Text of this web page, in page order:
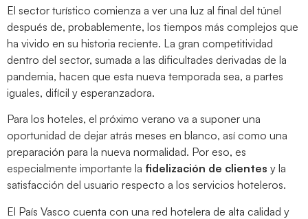
El sector turístico comienza a ver una luz al final del túnel
después de, probablemente, los tiempos más complejos que
ha vivido en su historia reciente. La gran competitividad
dentro del sector, sumada a las dificultades derivadas de la
pandemia, hacen que esta nueva temporada sea, a partes
iguales, difícil y esperanzadora.
Para los hoteles, el próximo verano va a suponer una
oportunidad de dejar atrás meses en blanco, así como una
preparación para la nueva normalidad. Por eso, es
especialmente importante la fidelización de clientes y la
satisfacción del usuario respecto a los servicios hoteleros.
El País Vasco cuenta con una red hotelera de alta calidad y